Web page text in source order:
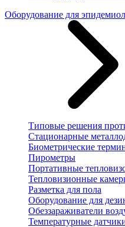
Оборудование для
Типовые решения
Стационарные
Биометрические
Пирометры
Портативные
Тепловизионные
Разметка для пола
Оборудование для
Обеззараживатели
Температурные